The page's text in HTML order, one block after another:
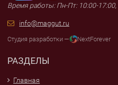
Время работы: Пн-Пт: 10:00-17:00,
info@maggut.ru
Студия разработки — NextForever
РАЗДЕЛЫ
Главная